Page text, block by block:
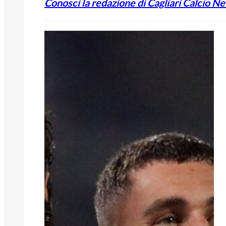
Conosci la redazione di Cagliari Calcio